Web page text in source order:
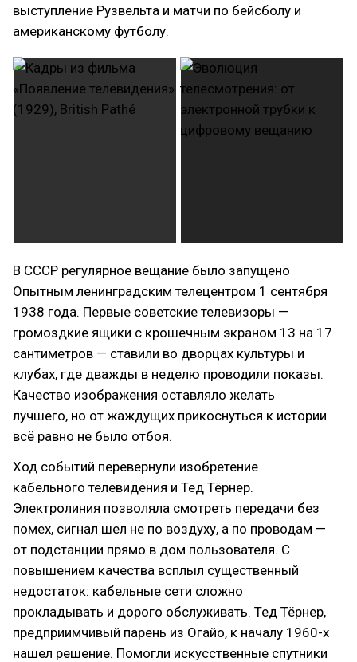
выступление Рузвельта и матчи по бейсболу и
американскому футболу.
В СССР регулярное вещание было запущено
Опытным ленинградским телецентром 1 сентября
1938 года. Первые советские телевизоры —
громоздкие ящики с крошечным экраном 13 на 17
сантиметров — ставили во дворцах культуры и
клубах, где дважды в неделю проводили показы.
Качество изображения оставляло желать
лучшего, но от жаждущих прикоснуться к истории
всё равно не было отбоя.
Ход событий перевернули изобретение
кабельного телевидения и Тед Тёрнер.
Электролиния позволяла смотреть передачи без
помех, сигнал шел не по воздуху, а по проводам —
от подстанции прямо в дом пользователя. С
повышением качества всплыл существенный
недостаток: кабельные сети сложно
прокладывать и дорого обслуживать. Тед Тёрнер,
предприимчивый парень из Огайо, к началу 1960-х
нашел решение. Помогли искусственные спутники